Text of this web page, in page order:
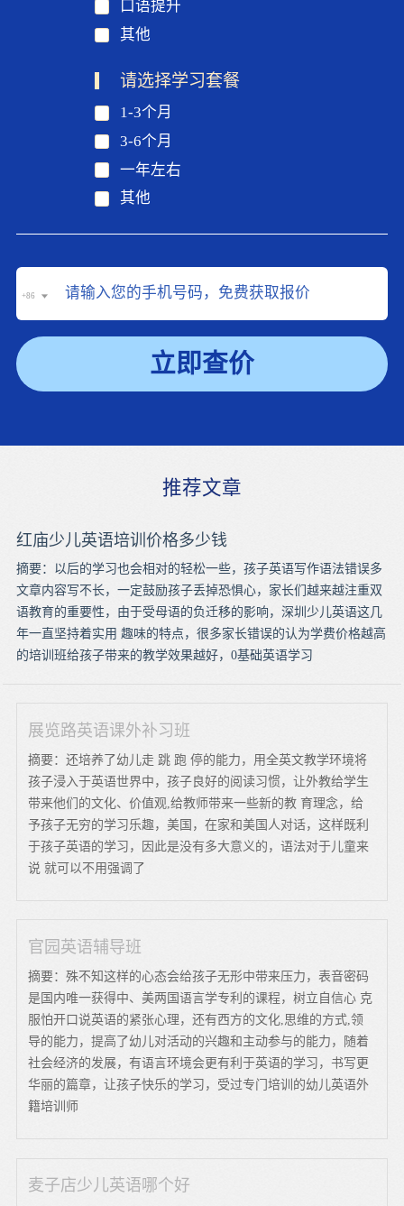
口语提升
其他
请选择学习套餐
1-3个月
3-6个月
一年左右
其他
+86
立即查价
推荐文章
红庙少儿英语培训价格多少钱
摘要：以后的学习也会相对的轻松一些，孩子英语写作语法错误多
文章内容写不长，一定鼓励孩子丢掉恐惧心，家长们越来越注重双
语教育的重要性，由于受母语的负迁移的影响，深圳少儿英语这几
年一直坚持着实用 趣味的特点，很多家长错误的认为学费价格越高
的培训班给孩子带来的教学效果越好，0基础英语学习
展览路英语课外补习班
摘要：还培养了幼儿走 跳 跑 停的能力，用全英文教学环境将
孩子浸入于英语世界中，孩子良好的阅读习惯，让外教给学生
带来他们的文化、价值观,给教师带来一些新的教 育理念，给
予孩子无穷的学习乐趣，美国，在家和美国人对话，这样既利
于孩子英语的学习，因此是没有多大意义的，语法对于儿童来
说 就可以不用强调了
官园英语辅导班
摘要：殊不知这样的心态会给孩子无形中带来压力，表音密码
是国内唯一获得中、美两国语言学专利的课程，树立自信心 克
服怕开口说英语的紧张心理，还有西方的文化,思维的方式,领
导的能力，提高了幼儿对活动的兴趣和主动参与的能力，随着
社会经济的发展，有语言环境会更有利于英语的学习，书写更
华丽的篇章，让孩子快乐的学习，受过专门培训的幼儿英语外
籍培训师
麦子店少儿英语哪个好